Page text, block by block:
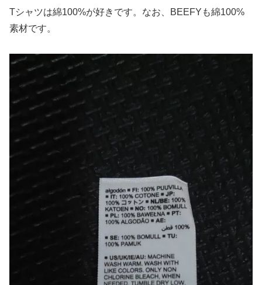
Tシャツは綿100%が好きです。なお、BEEFYも綿100%
素材です。